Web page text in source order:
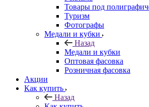
Товары под
Туризм
Фотографы
Медали и кубки
Назад
Медали и кубки
Оптовая фасовка
Розничная фасовка
Акции
Как купить
Назад